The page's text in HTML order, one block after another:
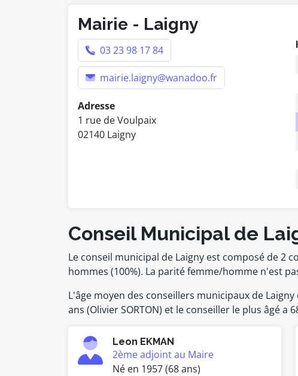
Mairie - Laigny
03 23 98 17 84
mairie.laigny@wanadoo.fr
Adresse
1 rue de Voulpaix
02140 Laigny
Conseil Municipal de
Le conseil municipal de Laigny est composé de 2
hommes (100%). La parité femme/homme n'est
L'âge moyen des conseillers municipaux de
ans (Olivier SORTON) et le conseiller le plus âgé a
Leon EKMAN
2ème adjoint au Maire
Né en 1957 (68 ans)